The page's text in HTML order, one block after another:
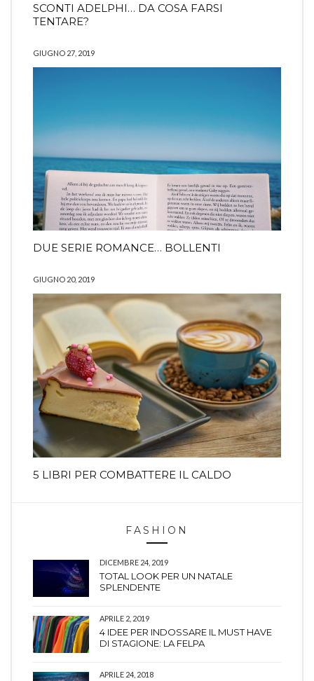
SCONTI ADELPHI… DA COSA FARSI
TENTARE?
GIUGNO 27, 2019
DUE SERIE ROMANCE… BOLLENTI
GIUGNO 20, 2019
5 LIBRI PER COMBATTERE IL CALDO
FASHION
DICEMBRE 24, 2019
TOTAL LOOK PER UN NATALE
SPLENDENTE
APRILE 2, 2019
4 IDEE PER INDOSSARE IL MUST HAVE
DI STAGIONE: LA FELPA
APRILE 24, 2018